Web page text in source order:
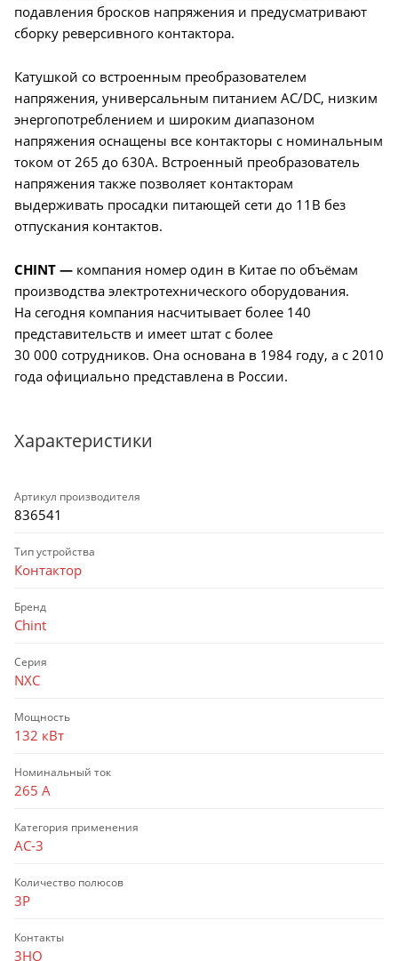
подавления бросков напряжения и предусматривают
сборку реверсивного контактора.
Катушкой со встроенным преобразователем
напряжения, универсальным питанием AC/DC, низким
энергопотреблением и широким диапазоном
напряжения оснащены все контакторы с номинальным
током от 265 до 630А. Встроенный преобразователь
напряжения также позволяет контакторам
выдерживать просадки питающей сети до 11В без
отпускания контактов.
CHINT — компания номер один в Китае по объёмам
производства электротехнического оборудования.
На сегодня компания насчитывает более 140
представительств и имеет штат с более
30 000 сотрудников. Она основана в 1984 году, а с 2010
года официально представлена в России.
Характеристики
Артикул производителя
836541
Тип устройства
Контактор
Бренд
Chint
Серия
NXC
Мощность
132 кВт
Номинальный ток
265 А
Категория применения
AC-3
Количество полюсов
3P
Контакты
3НО